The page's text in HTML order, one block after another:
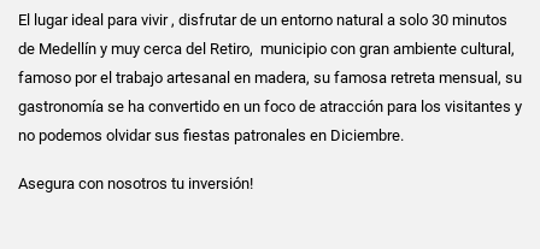
El lugar ideal para vivir , disfrutar de un entorno natural a solo 30 minutos
de Medellín y muy cerca del Retiro, municipio con gran ambiente cultural,
famoso por el trabajo artesanal en madera, su famosa retreta mensual, su
gastronomía se ha convertido en un foco de atracción para los visitantes y
no podemos olvidar sus fiestas patronales en Diciembre.
Asegura con nosotros tu inversión!